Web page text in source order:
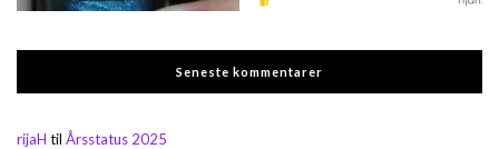
Seneste kommentarer
rijaH til Årsstatus 2025